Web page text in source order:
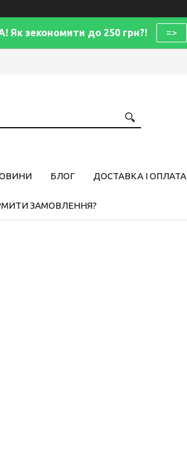
зекономити до 250 грн?! =>
БЛОГ ДОСТАВКА І ОПЛАТА
ЗАМОВЛЕННЯ?